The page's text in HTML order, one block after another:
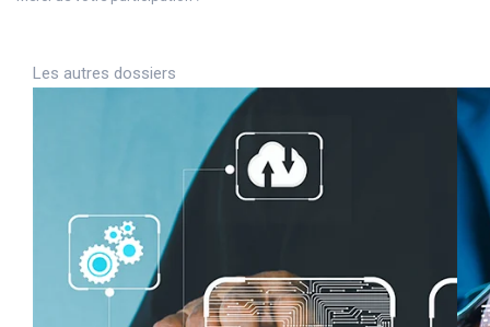
Les autres dossiers